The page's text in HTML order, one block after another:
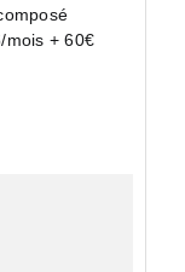
mois + 60€